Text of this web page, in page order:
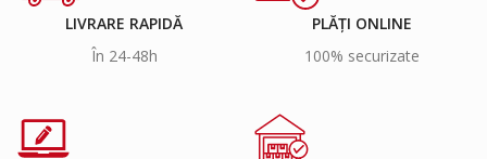
LIVRARE RAPIDĂ
În 24-48h
PLĂȚI ONLINE
100% securizate